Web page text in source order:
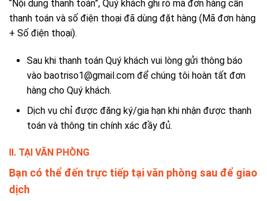
“Nội dung thanh toán”, Quý khách ghi rõ mã đơn hàng cần
thanh toán và số điện thoại đã dùng đặt hàng (Mã đơn hàng
+ Số điện thoại).
Sau khi thanh toán Quý khách vui lòng gửi thông báo
vào baotriso1@gmail.com để chúng tôi hoàn tất đơn
hàng cho Quý khách.
Dịch vụ chỉ được đăng ký/gia hạn khi nhận được thanh
toán và thông tin chính xác đầy đủ.
II. TẠI VĂN PHÒNG
Bạn có thể đến trực tiếp tại văn phòng sau để giao
dịch